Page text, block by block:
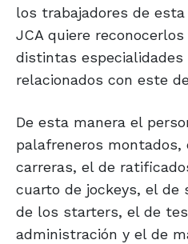
los trabajadores de
JCA quiere
distintas especialidades
relacionados con este
De esta manera el
palafreneros montados,
carreras, el de
cuarto de jockeys, el de
de los starters, el de
administración y el de